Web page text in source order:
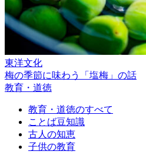
東洋文化
梅の季節に味わう「塩梅」の話
教育・道徳
教育・道徳のすべて
ことば豆知識
古人の知恵
子供の教育